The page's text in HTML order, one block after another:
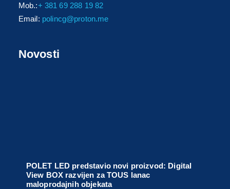
Mob.:+ 381 69 288 19 82
Email: polincg@proton.me
Novosti
POLET LED predstavio novi proizvod: Digital
View BOX razvijen za TOUS lanac
maloprodajnih objekata